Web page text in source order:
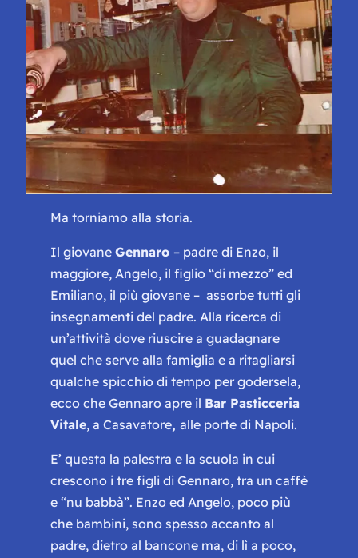
Ma torniamo alla storia.
Il giovane Gennaro – padre di Enzo, il
maggiore, Angelo, il figlio “di mezzo” ed
Emiliano, il più giovane – assorbe tutti gli
insegnamenti del padre. Alla ricerca di
un’attività dove riuscire a guadagnare
quel che serve alla famiglia e a ritagliarsi
qualche spicchio di tempo per godersela,
ecco che Gennaro apre il Bar Pasticceria
Vitale, a Casavatore, alle porte di Napoli.
E’ questa la palestra e la scuola in cui
crescono i tre figli di Gennaro, tra un caffè
e“nu babbà”. Enzo ed Angelo, poco più
che bambini, sono spesso accanto al
padre, dietro al bancone ma, di lì a poco,